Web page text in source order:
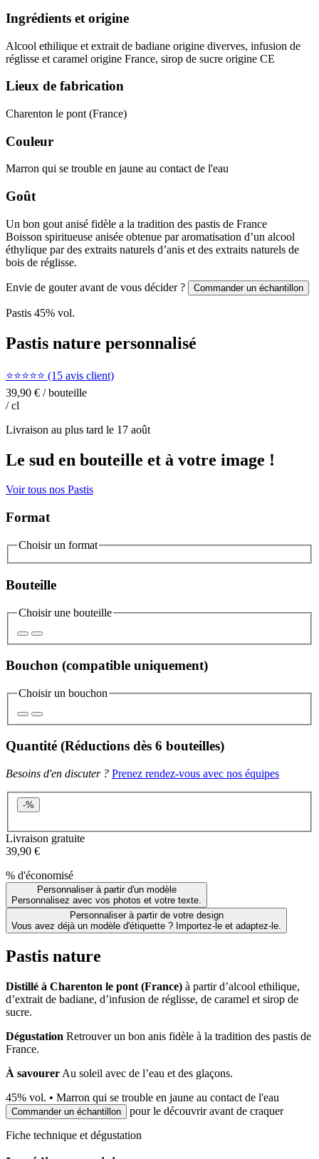
Ingrédients et origine
Alcool ethilique et extrait de badiane origine diverves, infusion de
réglisse et caramel origine France, sirop de sucre origine CE
Lieux de fabrication
Charenton le pont (France)
Couleur
Marron qui se trouble en jaune au contact de l'eau
Goût
Un bon gout anisé fidèle a la tradition des pastis de France
Boisson spiritueuse anisée obtenue par aromatisation d’un alcool
éthylique par des extraits naturels d’anis et des extraits naturels de
bois de réglisse.
Envie de gouter avant de vous décider ? Commander un échantillon
Pastis 45% vol.
Pastis nature personnalisé
⭐⭐⭐⭐⭐ (15 avis client)
39,90 € / bouteille
/ cl
Livraison au plus tard le 17 août
Le sud en bouteille et à votre image !
Voir tous nos Pastis
Format
Choisir un format
Bouteille
Choisir une bouteille
Bouchon (compatible uniquement)
Choisir un bouchon
Quantité (Réductions dès 6 bouteilles)
Besoins d'en discuter ? Prenez rendez-vous avec nos équipes
-%
Livraison gratuite
39,90 €
% d'économisé
Personnaliser à partir d'un modèle
Personnalisez avec vos photos et votre texte.
Personnaliser à partir de votre design
Vous avez déjà un modèle d'étiquette ? Importez-le et adaptez-le.
Pastis nature
Distillé à Charenton le pont (France) à partir d’alcool ethilique,
d’extrait de badiane, d’infusion de réglisse, de caramel et sirop de
sucre.
Dégustation Retrouver un bon anis fidèle à la tradition des pastis de
France.
À savourer Au soleil avec de l’eau et des glaçons.
45% vol. • Marron qui se trouble en jaune au contact de l'eau
Commander un échantillon
pour le découvrir avant de craquer
Fiche technique et dégustation